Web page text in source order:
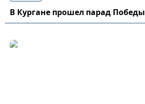
В Кургане прошел парад Победы